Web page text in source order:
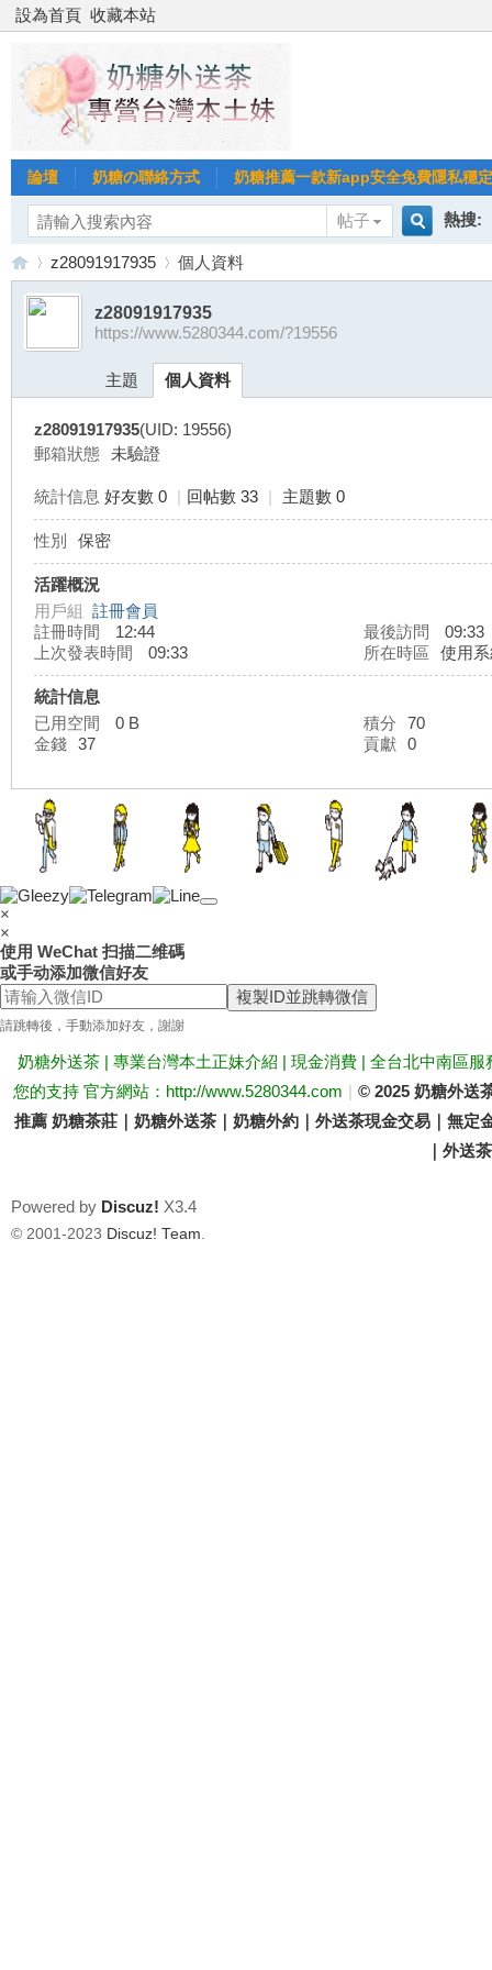
設為首頁 收藏本站
論壇 奶糖の聯絡方式 奶糖推薦一款新app安全免費隱私穩
帖子
熱搜:
台
外
送
茶
›
z28091917935 個人資料
z28091917935
https://www.5280344.com/?19556
主題 個人資料
z28091917935(UID: 19556)
郵箱狀態 未驗證
統計信息 好友數 0 | 回帖數 33 | 主題數 0
性別 保密
活躍概況
用戶組 註冊會員
註冊時間
12:44 最後訪問
09:33
上次發表時間
09:33 所在時區 使用
統計信息
已用空間
0 B 積分
70
金錢 37 貢獻 0
×
×
使用 WeChat 扫描二维碼
或手动添加微信好友
複製ID並跳轉微信
請跳轉後，手動添加好友，謝謝
奶糖外送茶 | 專業台灣本土正妹介紹 | 現金消費 | 全台北中南區
您的支持 官方網站：http://www.5280344.com | © 2025 奶糖外送
推薦 奶糖茶莊｜奶糖外送茶｜奶糖外約｜外送茶現金交易｜無
｜外送
Powered by Discuz! X3.4
© 2001-2023 Discuz! Team.